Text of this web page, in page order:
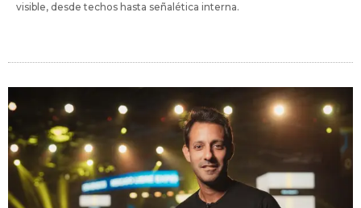
visible, desde techos hasta señalética interna.